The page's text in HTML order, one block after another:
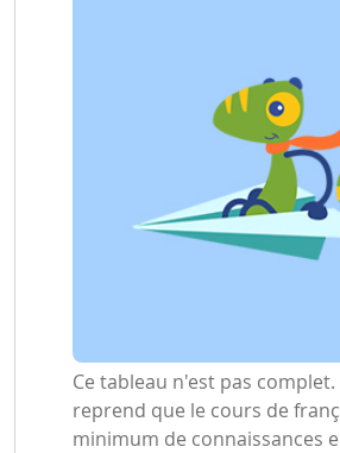
Ce tableau n'est pas complet.
reprend que le cours de
minimum de connaissances